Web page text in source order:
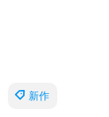
新作